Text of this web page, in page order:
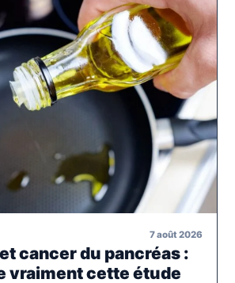
7 août 2026
cancer du pancréas :
vraiment cette étude